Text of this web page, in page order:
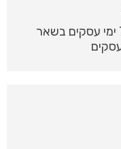
בצבעים חום בז', אפור, לבן עד 7 ימי עסקים בשאר